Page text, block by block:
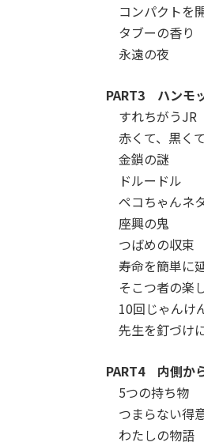
コンパクトを
タブーの香り
永遠の夜
PART3 ハンモ
すれちがうJR
赤くて、黒く
金鎖の謎
ドルードル
ペコちゃんネ
座興の鬼
つばめの収束
寿命を簡単に
そこつ者の楽
10回じゃんけ
先生を釘づけ
PART4 内側か
5つの持ち物
つまらない得
わたしの物語